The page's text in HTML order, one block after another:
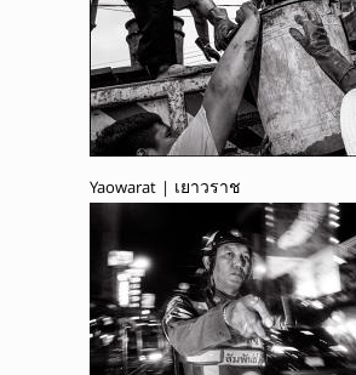
Yaowarat | เยาวราช